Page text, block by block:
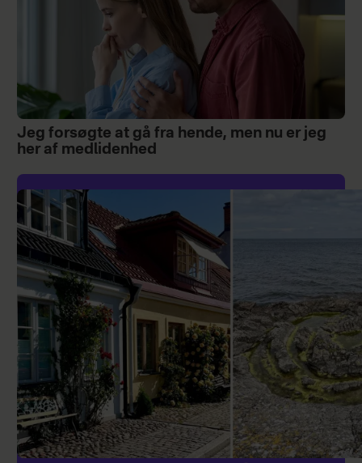
Jeg forsøgte at gå fra hende, men nu er jeg
her af medlidenhed